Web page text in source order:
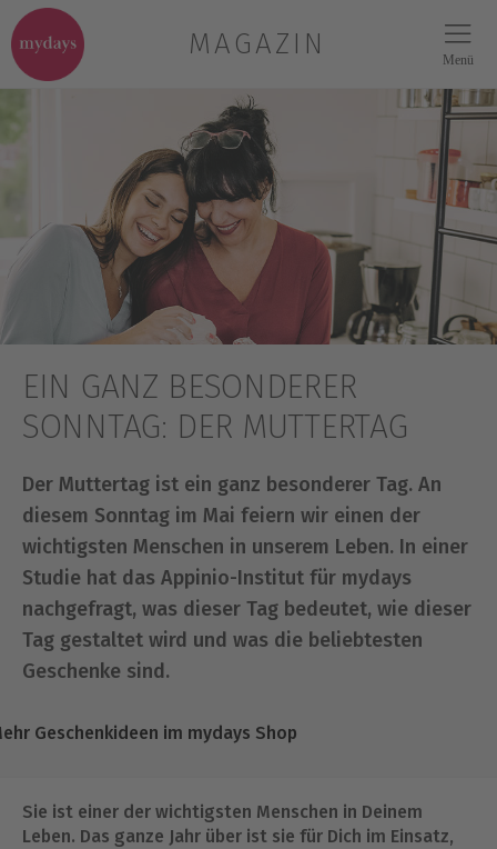
MAGAZIN Menü
EIN GANZ BESONDERER
SONNTAG: DER MUTTERTAG
Der Muttertag ist ein ganz besonderer Tag. An
diesem Sonntag im Mai feiern wir einen der
wichtigsten Menschen in unserem Leben. In einer
Studie hat das Appinio-Institut für mydays
nachgefragt, was dieser Tag bedeutet, wie dieser
Tag gestaltet wird und was die beliebtesten
Geschenke sind.
Geschenkideen im mydays Shop
Sie ist einer der wichtigsten Menschen in Deinem
Leben. Das ganze Jahr über ist sie für Dich im Einsatz,